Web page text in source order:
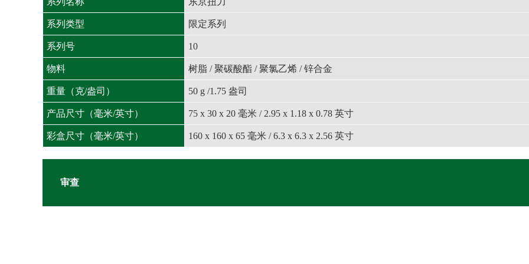
系列类型 限定系列
系列号 10
物料 树脂 / 聚碳酸酯 / 聚氯乙烯 / 锌合金
重量（克/盎司） 50 g /1.75 盎司
产品尺寸（毫米/英寸） 75 x 30 x 20 毫米 / 2.95 x 1.18 x 0.78 英寸
彩盒尺寸（毫米/英寸） 160 x 160 x 65 毫米 / 6.3 x 6.3 x 2.56 英寸
审查